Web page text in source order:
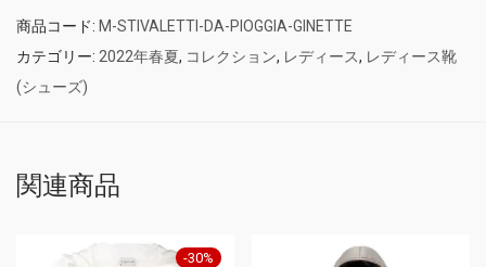
商品コード: M-STIVALETTI-DA-PIOGGIA-GINETTE
カテゴリー: 2022年春夏, コレクション, レディース, レディース靴
(シューズ)
関連商品
-30%